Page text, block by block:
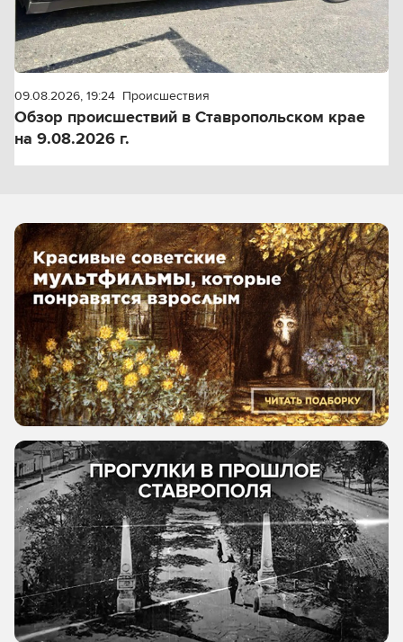
09.08.2026, 19:24 Происшествия
Обзор происшествий в Ставропольском крае
на 9.08.2026 г.